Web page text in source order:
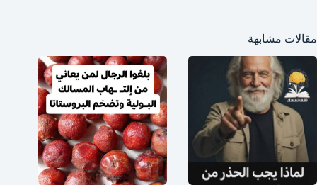
مقالات مشابهة